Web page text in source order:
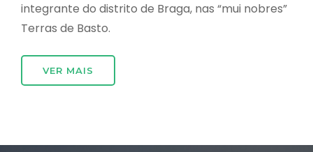
integrante do distrito de Braga, nas “mui nobres”
Terras de Basto.
VER MAIS